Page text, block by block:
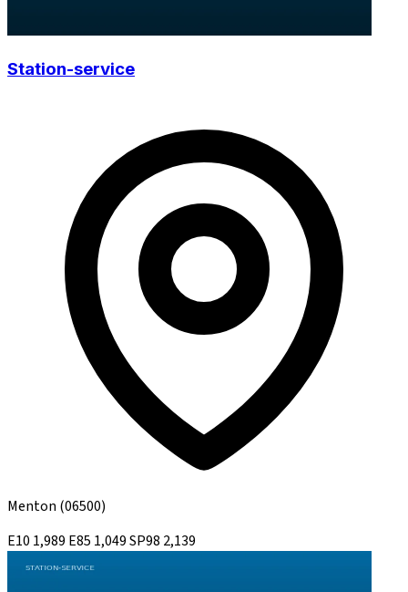
Station-service
Menton (06500)
E10 1,989 E85 1,049SP98 2,139